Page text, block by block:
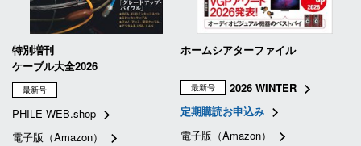
特別増刊
ケーブル大全2026
最新号
PHILE WEB.shop
電子版（Amazon）
ホームシアターファイル
最新号
2026 WINTER
定期購読お申込み
電子版（Amazon）